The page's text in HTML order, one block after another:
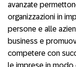
avanzate
organizzazioni in
persone e alle
business e
competere con
le imprese in modo